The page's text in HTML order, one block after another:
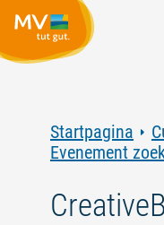
Startpagina
Evenement